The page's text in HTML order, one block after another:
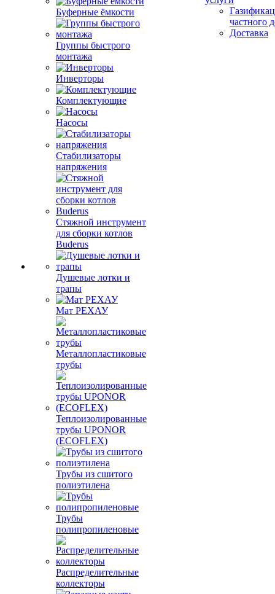
Буферные ёмкости
Группы быстрого
монтажа
Инверторы
Комплектующие
Насосы
Стабилизаторы
напряжения
Стяжной инструмент
для сборки котлов
Buderus
Душевые лотки и
трапы
Мат РЕХАУ
Металлопластиковые
трубы
Теплоизолированные
трубы UPONOR
(ECOFLEX)
Трубы из сшитого
полиэтилена
Трубы
полипропиленовые
Распределительные
коллекторы
частного
Доставка